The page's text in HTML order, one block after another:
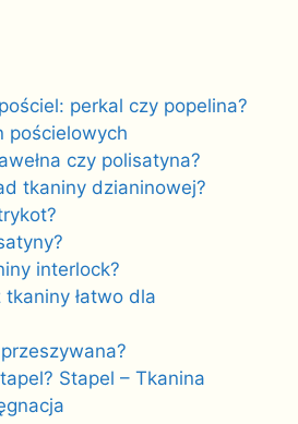
perkal czy popelina?
pościelowych
czy polisatyna?
tkaniny dzianinowej?
interlock?
łatwo dla
Stapel – Tkanina